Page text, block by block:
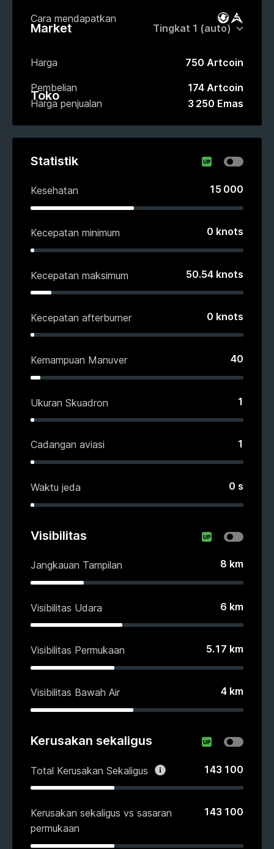
Cara mendapatkan Market
Market
Harga 750 Artcoin
Pembelian 174 Artcoin
Toko
Harga penjualan 3 250 Emas
Statistik
Kesehatan 15 000
Kecepatan minimum 0 knots
Kecepatan maksimum 50.54 knots
Kecepatan afterburner 0 knots
Kemampuan Manuver 40
Ukuran Skuadron 1
Cadangan aviasi 1
Waktu jeda 0 s
Visibilitas
Jangkauan Tampilan 8 km
Visibilitas Udara 6 km
Visibilitas Permukaan 5.17 km
Visibilitas Bawah Air 4 km
Kerusakan sekaligus
Total Kerusakan Sekaligus 143 100
Kerusakan sekaligus vs sasaran
permukaan
143 100